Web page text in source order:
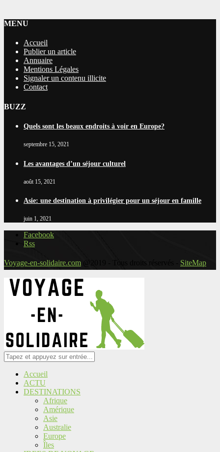
MENU
Accueil
Publier un article
Annuaire
Mentions Légales
Signaler un contenu illicite
Contact
BUZZ
Quels sont les beaux endroits à voir en Europe?
septembre 15, 2021
Les avantages d’un séjour culturel
août 15, 2021
Asie: une destination à privilégier pour un séjour en famille
juin 1, 2021
Facebook
Rss
Voyage-en-solidaire.com @2019 - Tous droits réservés - SiteMap
Accueil
ACTU
DESTINATIONS
Afrique
Amérique
Asie
Australie
Europe
Îles